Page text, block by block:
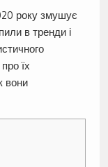
року змушує
в тренди і
їх
вони